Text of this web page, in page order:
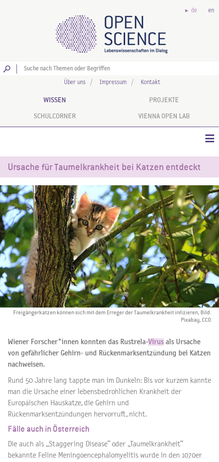
de en
Über uns Impressum Kontakt
WISSEN PROJEKTE
SCHULCORNER VIENNA OPEN LAB
Ursache für Taumelkrankheit bei Katzen entdeckt
Freigängerkatzen können sich mit dem Erreger der Taumelkrankheit infizieren, Bild:
Pixabay, CCO
Wiener Forscher*innen konnten das Rustrela-Virus als Ursache
von gefährlicher Gehirn- und Rückenmarksentzündung bei Katzen
nachweisen.
Rund 50 Jahre lang tappte man im Dunkeln: Bis vor kurzem kannte
man die Ursache einer lebensbedrohlichen Krankheit der
Europäischen Hauskatze, die Gehirn und
Rückenmarksentzündungen hervorruft, nicht.
Fälle auch in Österreich
Die auch als „Staggering Disease“ oder „Taumelkrankheit“
bekannte Feline Meningoencephalomyelitis wurde in den 1070er